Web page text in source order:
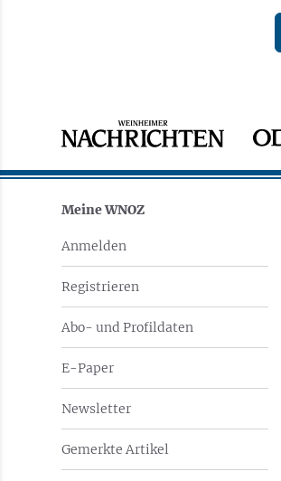
Meine WNOZ
Anmelden
Registrieren
Abo- und Profildaten
E-Paper
Newsletter
Gemerkte Artikel